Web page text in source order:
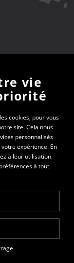
recevrez
des cookies
vie
cookies, pour vous
site. Cela nous
personnalisés
expérience. En
à leur utilisation.
à tout